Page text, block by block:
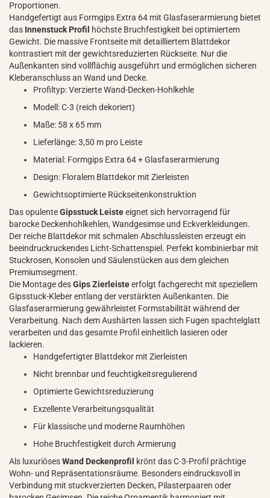
Proportionen.
Handgefertigt aus Formgips Extra 64 mit Glasfaserarmierung bietet
das Innenstuck Profil
höchste Bruchfestigkeit bei optimiertem
Gewicht. Die massive Frontseite mit detailliertem Blattdekor
kontrastiert mit der gewichtsreduzierten Rückseite. Nur die
Außenkanten sind vollflächig ausgeführt und ermöglichen sicheren
Kleberanschluss an Wand und Decke.
Profiltyp: Verzierte Wand-Decken-Hohlkehle
Modell: C-3 (reich dekoriert)
Maße: 58 x 65 mm
Lieferlänge: 3,50 m pro Leiste
Material: Formgips Extra 64 + Glasfaserarmierung
Design: Floralem Blattdekor mit Zierleisten
Gewichtsoptimierte Rückseitenkonstruktion
Das opulenteGipsstuck Leisteeignet sich hervorragend für
barocke Deckenhohlkehlen, Wandgesimse und Eckverkleidungen.
Der reiche Blattdekor mit schmalen Abschlussleisten erzeugt ein
beeindruckruckendes Licht-Schattenspiel. Perfekt kombinierbar mit
Stuckrosen, Konsolen und Säulenstücken aus dem gleichen
Premiumsegment.
Die Montage desGips Zierleisteerfolgt fachgerecht mit speziellem
Gipsstuck-Kleber entlang der verstärkten Außenkanten. Die
Glasfaserarmierung gewährleistet Formstabilität während der
Verarbeitung. Nach dem Aushärten lassen sich Fugen spachtelglatt
verarbeiten und das gesamte Profil einheitlich lasieren oder
lackieren.
Handgefertigter Blattdekor mit Zierleisten
Nicht brennbar und feuchtigkeitsregulierend
Optimierte Gewichtsreduzierung
Exzellente Verarbeitungsqualität
Für klassische und moderne Raumhöhen
Hohe Bruchfestigkeit durch Armierung
Als luxuriösesWand Deckenprofil
krönt das C-3-Profil prächtige
Wohn- und Repräsentationsräume. Besonders eindrucksvoll in
Verbindung mit stuckverzierten Decken, Pilasterpaaren oder